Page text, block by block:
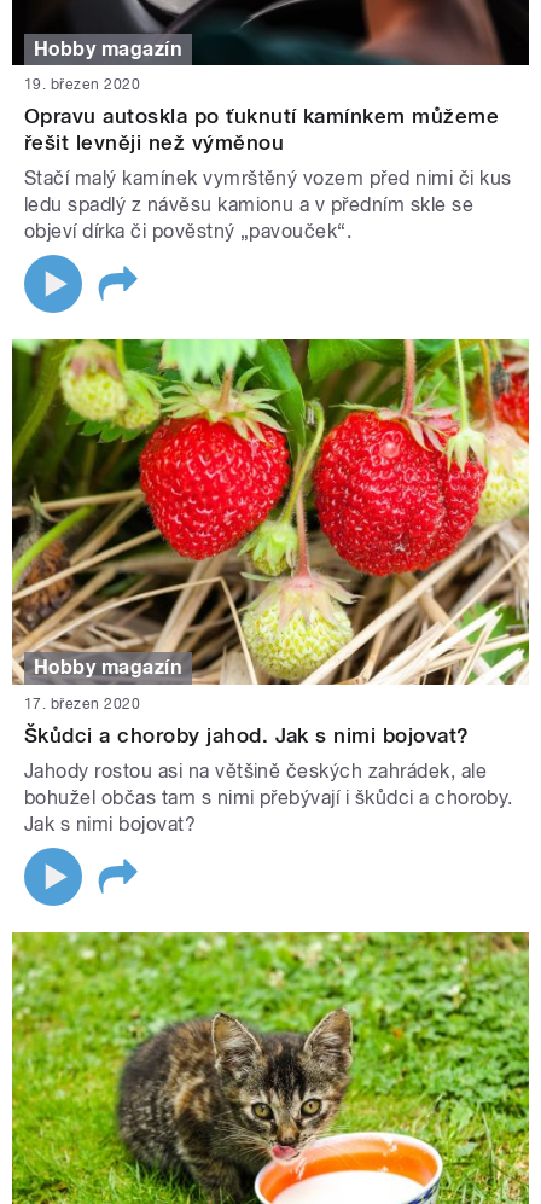
Hobby magazín
19. březen 2020
Opravu autoskla po ťuknutí kamínkem můžeme
řešit levněji než výměnou
Stačí malý kamínek vymrštěný vozem před nimi či kus
ledu spadlý z návěsu kamionu a v předním skle se
objeví dírka či pověstný „pavouček“.
Hobby magazín
17. březen 2020
Škůdci a choroby jahod. Jak s nimi bojovat?
Jahody rostou asi na většině českých zahrádek, ale
bohužel občas tam s nimi přebývají i škůdci a choroby.
Jak s nimi bojovat?